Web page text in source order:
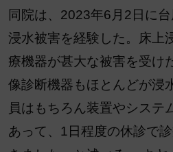
同院は、2023年6月2日に
浸水被害を経験した。床上
療機器が甚大な被害を受け
像診断機器もほとんどが浸
員はもちろん装置やシステ
あって、1日程度の休診で